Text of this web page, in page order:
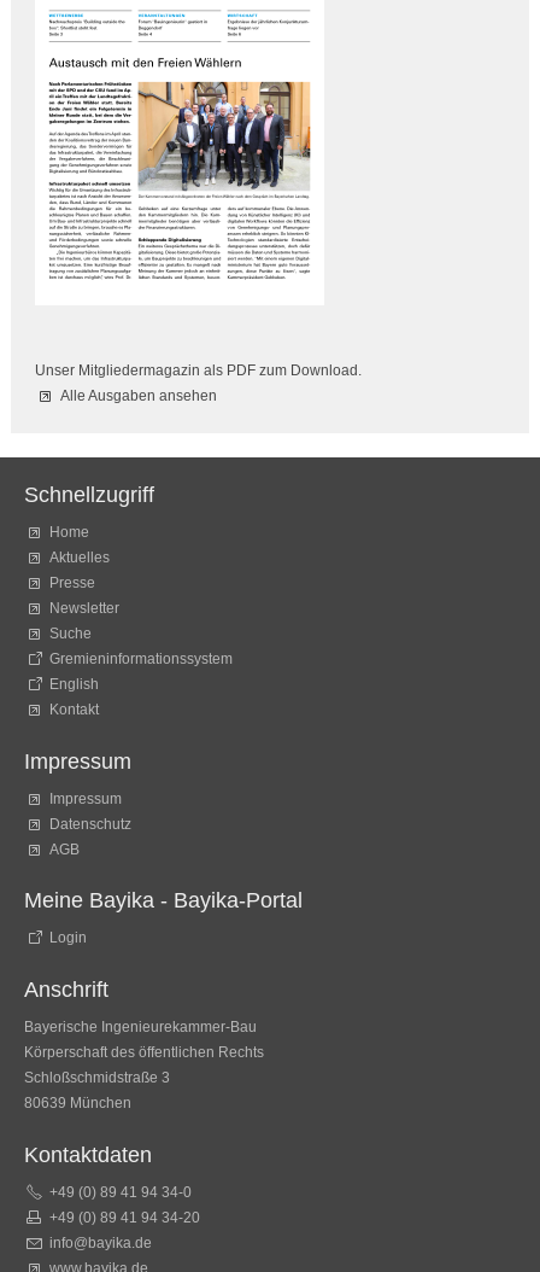
Unser Mitgliedermagazin als PDF zum Download.
Alle Ausgaben ansehen
Schnellzugriff
Home
Aktuelles
Presse
Newsletter
Suche
Gremieninformationssystem
English
Kontakt
Impressum
Impressum
Datenschutz
AGB
Meine Bayika - Bayika-Portal
Login
Anschrift
Bayerische Ingenieurekammer-Bau
Körperschaft des öffentlichen Rechts
Schloßschmidstraße 3
80639 München
Kontaktdaten
+49 (0) 89 41 94 34-0
+49 (0) 89 41 94 34-20
info@bayika.de
www.bayika.de